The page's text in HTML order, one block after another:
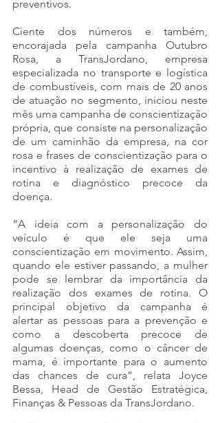
preventivos.
Ciente dos números e também,
encorajada pela campanha Outubro
Rosa, a TransJordano, empresa
especializada no transporte e logística
de combustíveis, com mais de 20 anos
de atuação no segmento, iniciou neste
mês uma campanha de conscientização
própria, que consiste na personalização
de um caminhão da empresa, na cor
rosa e frases de conscientização para o
incentivo à realização de exames de
rotina e diagnóstico precoce da
doença.
“A ideia com a personalização do
veículo é que ele seja uma
conscientização em movimento. Assim,
quando ele estiver passando, a mulher
pode se lembrar da importância da
realização dos exames de rotina. O
principal objetivo da campanha é
alertar as pessoas para a prevenção e
como a descoberta precoce de
algumas doenças, como o câncer de
mama, é importante para o aumento
das chances de cura”, relata Joyce
Bessa, Head de Gestão Estratégica,
Finanças & Pessoas da TransJordano.